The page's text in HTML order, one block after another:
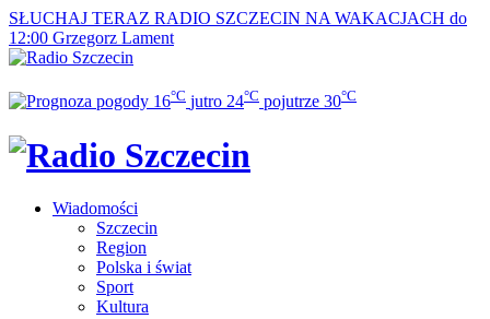
SŁUCHAJ TERAZ RADIO SZCZECIN NA WAKACJACH do
12:00 Grzegorz Lament
16°C jutro 24°C pojutrze 30°C
Wiadomości
Szczecin
Region
Polska i świat
Sport
Kultura